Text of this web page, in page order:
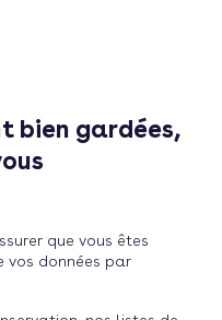
bien gardées,
que vous êtes
vos données par
Aides